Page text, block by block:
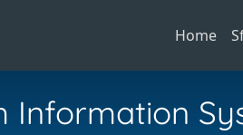
Home
Information